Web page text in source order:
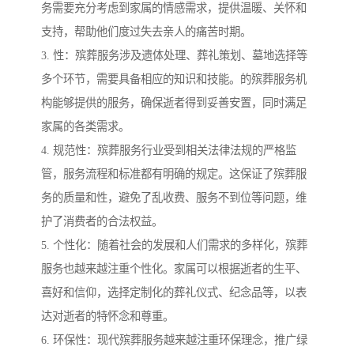
务需要充分考虑到家属的情感需求，提供温暖、关怀和
支持，帮助他们度过失去亲人的痛苦时期。
3. 性：殡葬服务涉及遗体处理、葬礼策划、墓地选择等
多个环节，需要具备相应的知识和技能。的殡葬服务机
构能够提供的服务，确保逝者得到妥善安置，同时满足
家属的各类需求。
4. 规范性：殡葬服务行业受到相关法律法规的严格监
管，服务流程和标准都有明确的规定。这保证了殡葬服
务的质量和性，避免了乱收费、服务不到位等问题，维
护了消费者的合法权益。
5. 个性化：随着社会的发展和人们需求的多样化，殡葬
服务也越来越注重个性化。家属可以根据逝者的生平、
喜好和信仰，选择定制化的葬礼仪式、纪念品等，以表
达对逝者的特怀念和尊重。
6. 环保性：现代殡葬服务越来越注重环保理念，推广绿